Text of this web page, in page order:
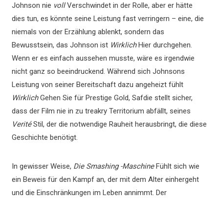
Johnson nie vollVerschwindet in der Rolle, aber er hätte
dies tun, es könnte seine Leistung fast verringern – eine, die
niemals von der Erzählung ablenkt, sondern das
Bewusstsein, das Johnson ist WirklichHier durchgehen.
Wenn er es einfach aussehen musste, wäre es irgendwie
nicht ganz so beeindruckend. Während sich Johnsons
Leistung von seiner Bereitschaft dazu angeheizt fühlt
WirklichGehen Sie für Prestige Gold, Safdie stellt sicher,
dass der Film nie in zu treakry Territorium abfällt, seines
VeritéStil, der die notwendige Rauheit herausbringt, die diese
Geschichte benötigt.
In gewisser Weise, Die Smashing -MaschineFühlt sich wie
ein Beweis für den Kampf an, der mit dem Alter einhergeht
und die Einschränkungen im Leben annimmt. Der